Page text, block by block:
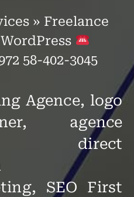
» Freelance
58-402-3045
Agence, logo
agence
direct
SEO First